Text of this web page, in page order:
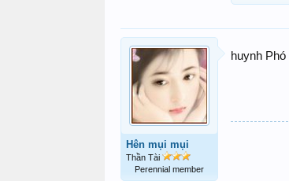
Hên mụi mụi
Thần Tài
Perennial member
huynh